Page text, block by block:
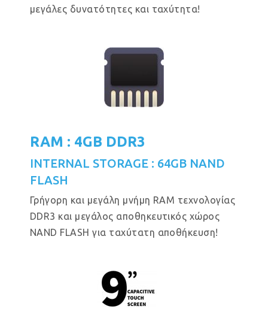
μεγάλες δυνατότητες και ταχύτητα!
RAM : 4GB DDR3
INTERNAL STORAGE : 64GB NAND
FLASH
Γρήγορη και μεγάλη μνήμη RAM τεχνολογίας
DDR3 και μεγάλος αποθηκευτικός χώρος
NAND FLASH για ταχύτατη αποθήκευση!